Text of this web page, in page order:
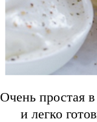
Очень простая
и легко